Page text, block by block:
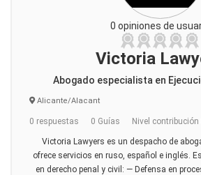
0 opiniones de
Victoria
Abogado especialista en
Alicante/Alacant
0 respuestas 0 Guías Nivel contribución
Victoria Lawyers es un despacho de
ofrece servicios en ruso, español e inglés.
en derecho penal y civil: — Defensa en